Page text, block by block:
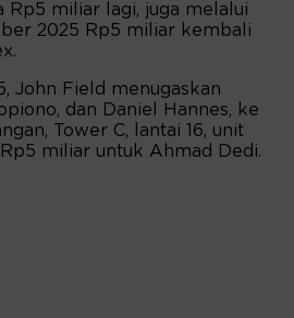
Rp5 miliar lagi, juga melalui
2025 Rp5 miliar kembali
John Field menugaskan
dan Daniel Hannes, ke
Tower C, lantai 16, unit
miliar untuk Ahmad Dedi.